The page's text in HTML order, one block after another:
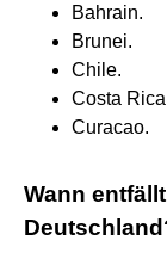
Bahrain.
Brunei.
Chile.
Costa
Curacao.
Wann